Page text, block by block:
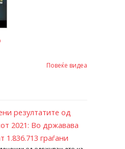
Повеќе видеа
резултатите од
2021: Во државава
1.836.713 граѓани